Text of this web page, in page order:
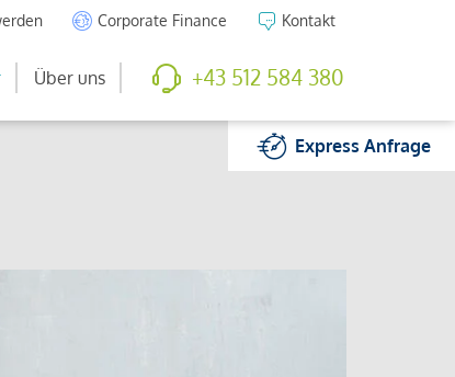
Corporate Finance Kontakt
Über uns +43 512 584 380
ExpressAnfrage